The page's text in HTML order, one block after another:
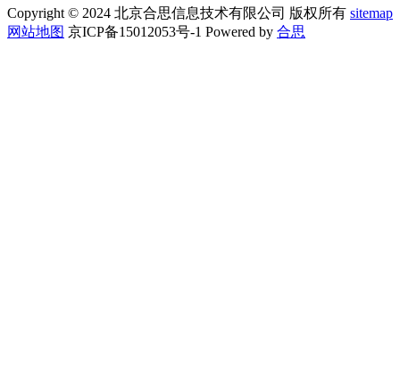
Copyright © 2024 北京合思信息技术有限公司 版权所有 sitemap
网站地图 京ICP备15012053号-1 Powered by 合思